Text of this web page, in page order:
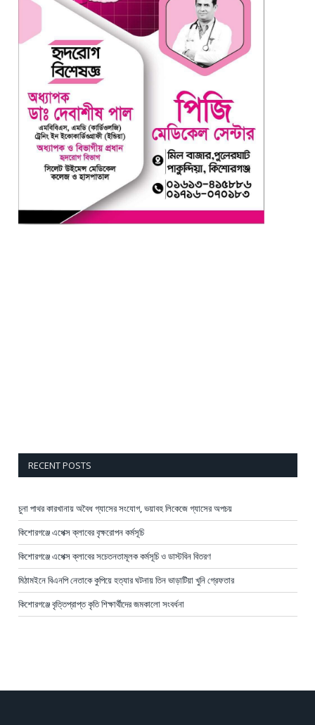
RECENT POSTS
চুনা পাথর কারখানায় অবৈধ গ্যাসের সংযোগ, ভয়াবহ লিকেজে গ্যাসের অপচয়
কিশোরগঞ্জে এপেক্স ক্লাবের বৃক্ষরোপন কর্মসূচি
কিশোরগঞ্জে এপেক্স ক্লাবের সচেতনতামূলক কর্মসূচি ও ডাস্টবিন বিতরণ
মিঠামইনে বিএনপি নেতাকে কুপিয়ে হত্যার ঘটনায় তিন ভাড়াটিয়া খুনি গ্রেফতার
কিশোরগঞ্জে বৃত্তিপ্রাপ্ত কৃতি শিক্ষার্থীদের জমকালো সংবর্ধনা